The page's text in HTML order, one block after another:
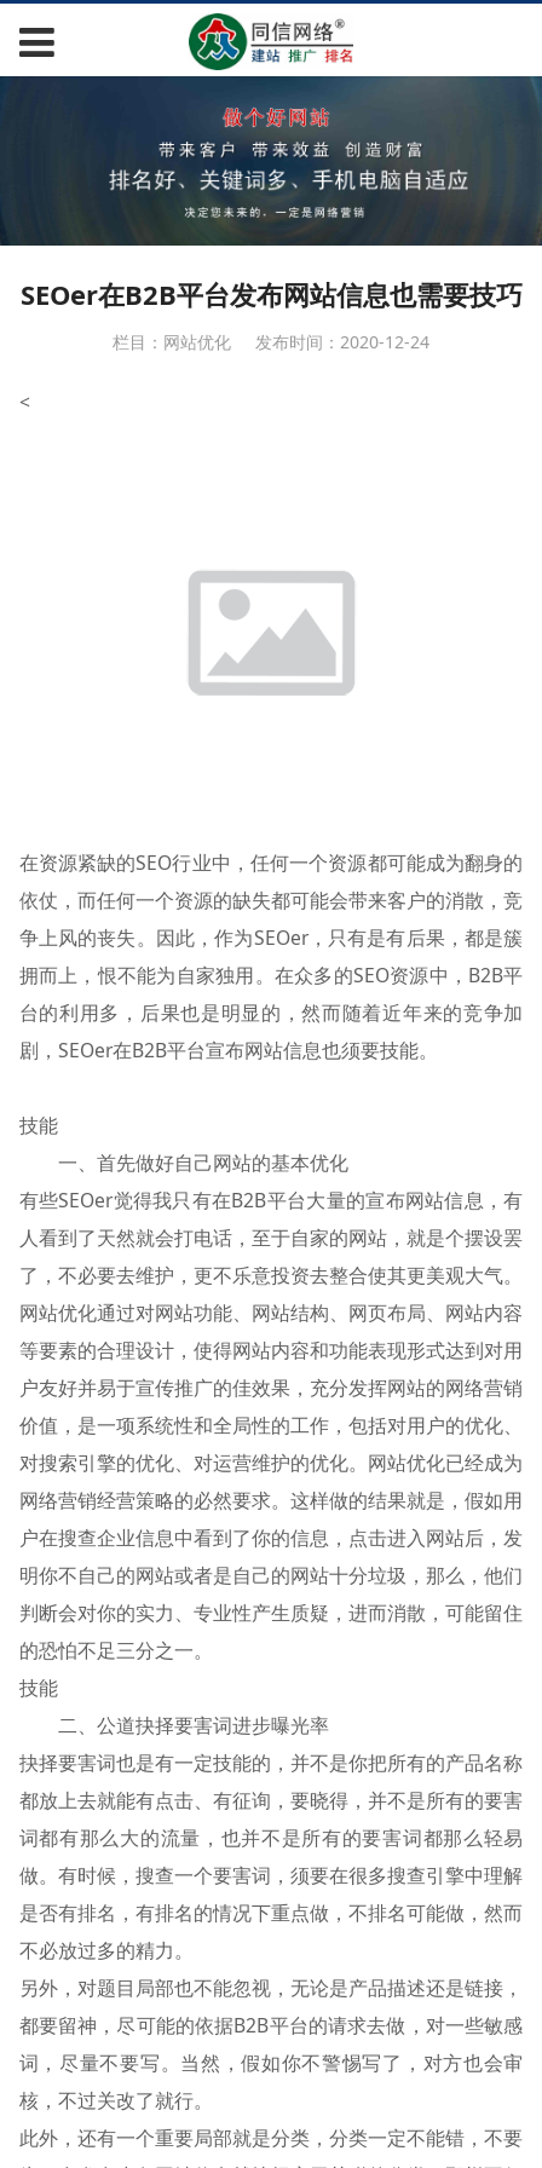
SEOer在B2B平台发布网站信息也需要技巧
栏目：网站优化 发布时间：2020-12-24
<
在资源紧缺的SEO行业中，任何一个资源都可能成为翻身的
依仗，而任何一个资源的缺失都可能会带来客户的消散，竞
争上风的丧失。因此，作为SEOer，只有是有后果，都是簇
拥而上，恨不能为自家独用。在众多的SEO资源中，B2B平
台的利用多，后果也是明显的，然而随着近年来的竞争加
剧，SEOer在B2B平台宣布网站信息也须要技能。
技能
一、首先做好自己网站的基本优化
有些SEOer觉得我只有在B2B平台大量的宣布网站信息，有
人看到了天然就会打电话，至于自家的网站，就是个摆设罢
了，不必要去维护，更不乐意投资去整合使其更美观大气。
网站优化通过对网站功能、网站结构、网页布局、网站内容
等要素的合理设计，使得网站内容和功能表现形式达到对用
户友好并易于宣传推广的佳效果，充分发挥网站的网络营销
价值，是一项系统性和全局性的工作，包括对用户的优化、
对搜索引擎的优化、对运营维护的优化。网站优化已经成为
网络营销经营策略的必然要求。这样做的结果就是，假如用
户在搜查企业信息中看到了你的信息，点击进入网站后，发
明你不自己的网站或者是自己的网站十分垃圾，那么，他们
判断会对你的实力、专业性产生质疑，进而消散，可能留住
的恐怕不足三分之一。
技能
二、公道抉择要害词进步曝光率
抉择要害词也是有一定技能的，并不是你把所有的产品名称
都放上去就能有点击、有征询，要晓得，并不是所有的要害
词都有那么大的流量，也并不是所有的要害词都那么轻易
做。有时候，搜查一个要害词，须要在很多搜查引擎中理解
是否有排名，有排名的情况下重点做，不排名可能做，然而
不必放过多的精力。
另外，对题目局部也不能忽视，无论是产品描述还是链接，
都要留神，尽可能的依据B2B平台的请求去做，对一些敏感
词，尽量不要写。当然，假如你不警惕写了，对方也会审
核，不过关改了就行。
此外，还有一个重要局部就是分类，分类一定不能错，不要